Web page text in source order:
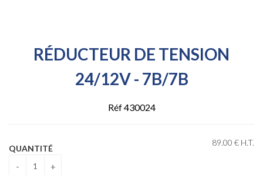
RÉDUCTEUR DE TENSION
24/12V - 7B/7B
Réf 430024
89.00 € H.T.
QUANTITÉ